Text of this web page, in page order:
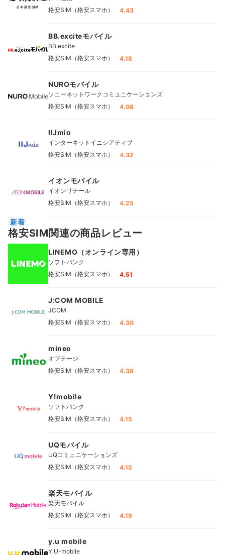
格安SIM（格安スマホ）
4.43
BB.exciteモバイル
BB.excite
格安SIM（格安スマホ）
4.18
NUROモバイル
ソニーネットワークコミュニケーションズ
格安SIM（格安スマホ）
4.08
IIJmio
インターネットイニシアティブ
格安SIM（格安スマホ）
4.32
イオンモバイル
イオンリテール
格安SIM（格安スマホ）
4.25
新着
格安SIM関連の商品レビュー
LINEMO（オンライン専用）
ソフトバンク
格安SIM（格安スマホ）
4.51
J:COM MOBILE
JCOM
格安SIM（格安スマホ）
4.30
mineo
オプテージ
格安SIM（格安スマホ）
4.38
Y!mobile
ソフトバンク
格安SIM（格安スマホ）
4.15
UQモバイル
UQコミュニケーションズ
格安SIM（格安スマホ）
4.15
楽天モバイル
楽天モバイル
格安SIM（格安スマホ）
4.19
y.u mobile
Y.U-mobile